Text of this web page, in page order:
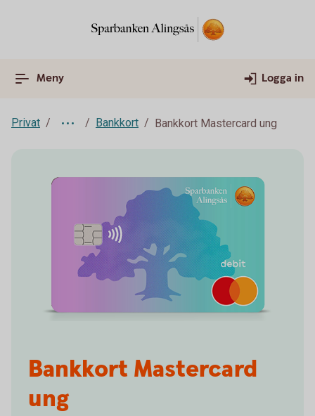
Meny Logga in
Privat Bankkort Bankkort Mastercard ung
Bankkort Mastercard
ung